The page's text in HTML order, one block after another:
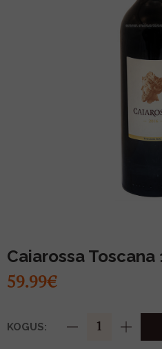
Caiarossa Toscana
59.99€
KOGUS: